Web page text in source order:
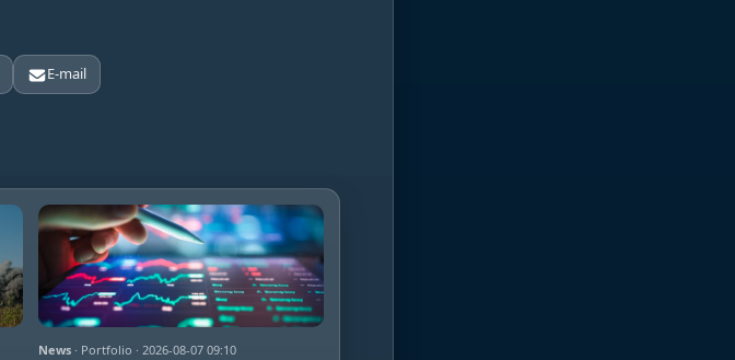
E-mail
News · Portfolio · 2026-08-07 09:10